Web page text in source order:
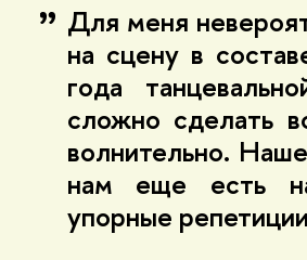
Для меня
на сцену в
года
сложно сделать
волнительно.
нам еще есть
упорные